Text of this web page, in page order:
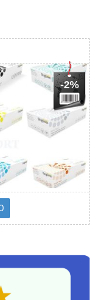
-2%